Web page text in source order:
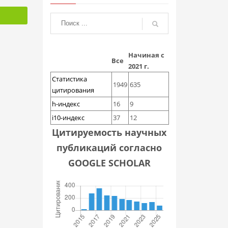
Все
Начиная с
2021 г.
Статистика
цитирования
1949 635
h-индекс 16
9
i10-индекс
37 12
Цитируемость научных
публикаций согласно
GOOGLE SCHOLAR